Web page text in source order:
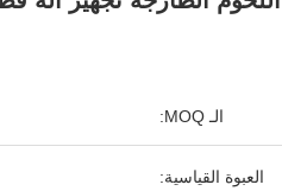
الـ MOQ:
العبوة القياسية: